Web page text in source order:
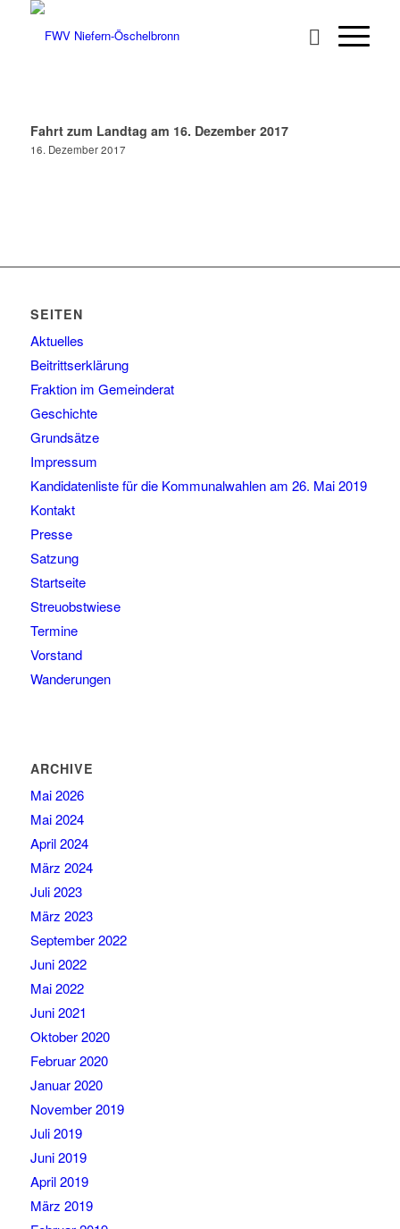
Fahrt zum Landtag am 16. Dezember 2017
16. Dezember 2017
SEITEN
Aktuelles
Beitrittserklärung
Fraktion im Gemeinderat
Geschichte
Grundsätze
Impressum
Kandidatenliste für die Kommunalwahlen am 26. Mai 2019
Kontakt
Presse
Satzung
Startseite
Streuobstwiese
Termine
Vorstand
Wanderungen
ARCHIVE
Mai 2026
Mai 2024
April 2024
März 2024
Juli 2023
März 2023
September 2022
Juni 2022
Mai 2022
Juni 2021
Oktober 2020
Februar 2020
Januar 2020
November 2019
Juli 2019
Juni 2019
April 2019
März 2019